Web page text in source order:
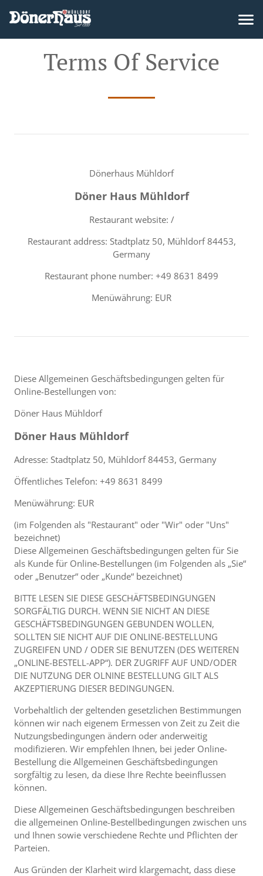
Terms Of Service
Dönerhaus Mühldorf
Döner Haus Mühldorf
Restaurant website: /
Restaurant address: Stadtplatz 50, Mühldorf 84453,
Germany
Restaurant phone number: +49 8631 8499
Menüwährung: EUR
Diese Allgemeinen Geschäftsbedingungen gelten für
Online-Bestellungen von:
Döner Haus Mühldorf
Döner Haus Mühldorf
Adresse: Stadtplatz 50, Mühldorf 84453, Germany
Öffentliches Telefon: +49 8631 8499
Menüwährung: EUR
(im Folgenden als "Restaurant" oder "Wir" oder "Uns"
bezeichnet)
Diese Allgemeinen Geschäftsbedingungen gelten für Sie
als Kunde für Online-Bestellungen (im Folgenden als „Sie“
oder „Benutzer“ oder „Kunde“ bezeichnet)
BITTE LESEN SIE DIESE GESCHÄFTSBEDINGUNGEN
SORGFÄLTIG DURCH. WENN SIE NICHT AN DIESE
GESCHÄFTSBEDINGUNGEN GEBUNDEN WOLLEN,
SOLLTEN SIE NICHT AUF DIE ONLINE-BESTELLUNG
ZUGREIFEN UND / ODER SIE BENUTZEN (DES WEITEREN
„ONLINE-BESTELL-APP“). DER ZUGRIFF AUF UND/ODER
DIE NUTZUNG DER OLNINE BESTELLUNG GILT ALS
AKZEPTIERUNG DIESER BEDINGUNGEN.
Vorbehaltlich der geltenden gesetzlichen Bestimmungen
können wir nach eigenem Ermessen von Zeit zu Zeit die
Nutzungsbedingungen ändern oder anderweitig
modifizieren. Wir empfehlen Ihnen, bei jeder Online-
Bestellung die Allgemeinen Geschäftsbedingungen
sorgfältig zu lesen, da diese Ihre Rechte beeinflussen
können.
Diese Allgemeinen Geschäftsbedingungen beschreiben
die allgemeinen Online-Bestellbedingungen zwischen uns
und Ihnen sowie verschiedene Rechte und Pflichten der
Parteien.
Aus Gründen der Klarheit wird klargemacht, dass diese